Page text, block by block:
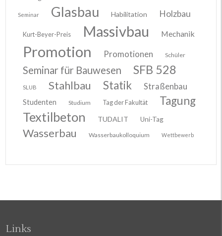
Seminar Glasbau Habilitation Holzbau
Kurt-Beyer-Preis Massivbau Mechanik
Promotion Promotionen Schüler
Seminar für Bauwesen SFB 528
SLUB Stahlbau Statik Straßenbau
Studenten Studium Tag der Fakultät Tagung
Textilbeton TUDALIT Uni-Tag
Wasserbau Wasserbaukolloquium Wettbewerb
Links